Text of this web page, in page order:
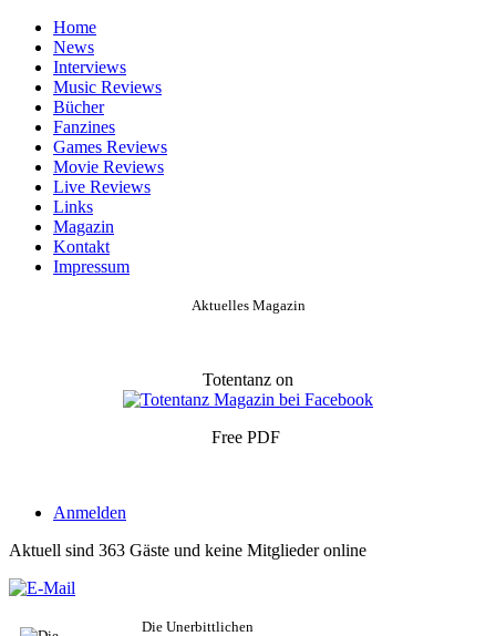
Home
News
Interviews
Music Reviews
Bücher
Fanzines
Games Reviews
Movie Reviews
Live Reviews
Links
Magazin
Kontakt
Impressum
Aktuelles Magazin
Totentanz on
Free PDF
Anmelden
Aktuell sind 363 Gäste und keine Mitglieder online
Die Unerbittlichen